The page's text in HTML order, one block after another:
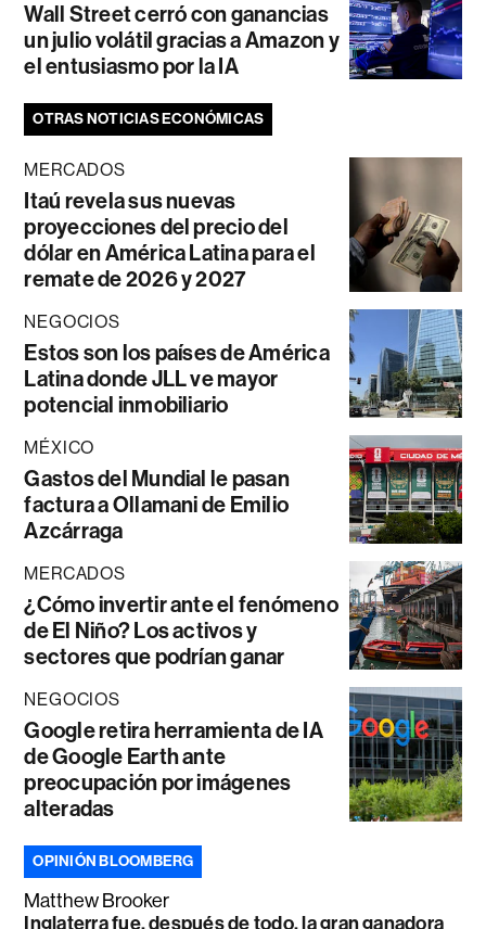
Wall Street cerró con ganancias
un julio volátil gracias a Amazon y
el entusiasmo por la IA
OTRAS NOTICIAS ECONÓMICAS
MERCADOS
Itaú revela sus nuevas
proyecciones del precio del
dólar en América Latina para el
remate de 2026 y 2027
NEGOCIOS
Estos son los países de América
Latina donde JLL ve mayor
potencial inmobiliario
MÉXICO
Gastos del Mundial le pasan
factura a Ollamani de Emilio
Azcárraga
MERCADOS
¿Cómo invertir ante el fenómeno
de El Niño? Los activos y
sectores que podrían ganar
NEGOCIOS
Google retira herramienta de IA
de Google Earth ante
preocupación por imágenes
alteradas
OPINIÓN BLOOMBERG
Matthew Brooker
Inglaterra fue, después de todo, la gran ganadora